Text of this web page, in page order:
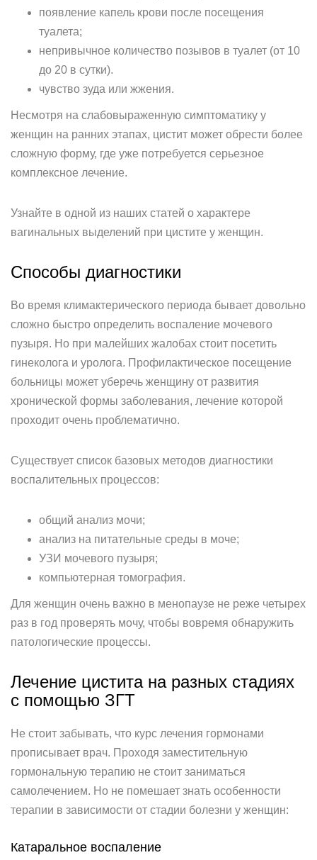
появление капель крови после посещения
туалета;
непривычное количество позывов в туалет (от 10
до 20 в сутки).
чувство зуда или жжения.
Несмотря на слабовыраженную симптоматику у
женщин на ранних этапах, цистит может обрести более
сложную форму, где уже потребуется серьезное
комплексное лечение.
Узнайте в одной из наших статей о характере
вагинальных выделений при цистите у женщин.
Способы диагностики
Во время климактерического периода бывает довольно
сложно быстро определить воспаление мочевого
пузыря. Но при малейших жалобах стоит посетить
гинеколога и уролога. Профилактическое посещение
больницы может уберечь женщину от развития
хронической формы заболевания, лечение которой
проходит очень проблематично.
Существует список базовых методов диагностики
воспалительных процессов:
общий анализ мочи;
анализ на питательные среды в моче;
УЗИ мочевого пузыря;
компьютерная томография.
Для женщин очень важно в менопаузе не реже четырех
раз в год проверять мочу, чтобы вовремя обнаружить
патологические процессы.
Лечение цистита на разных стадиях
с помощью ЗГТ
Не стоит забывать, что курс лечения гормонами
прописывает врач. Проходя заместительную
гормональную терапию не стоит заниматься
самолечением. Но не помешает знать особенности
терапии в зависимости от стадии болезни у женщин:
Катаральное воспаление